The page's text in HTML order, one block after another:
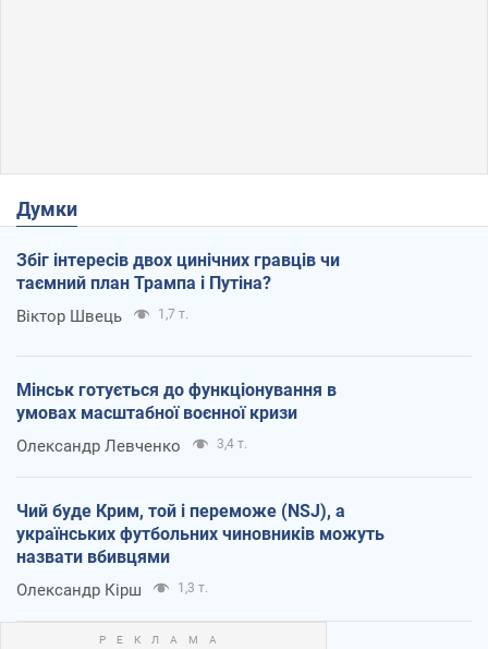
Думки
Збіг інтересів двох цинічних гравців чи
таємний план Трампа і Путіна?
Віктор Швець 1,7 т.
Мінськ готується до функціонування в
умовах масштабної воєнної кризи
Олександр Левченко 3,4 т.
Чий буде Крим, той і переможе (NSJ), а
українських футбольних чиновників можуть
назвати вбивцями
Олександр Кірш 1,3 т.